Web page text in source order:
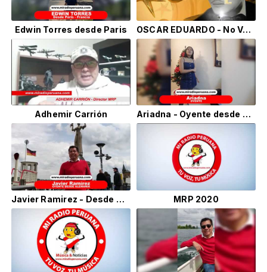
Edwin Torres desde Paris OSCAR EDUARDO - No Valió la pena
Adhemir Carrión Ariadna - Oyente desde Lima Perú
Javier Ramirez - Desde Alemania MRP 2020